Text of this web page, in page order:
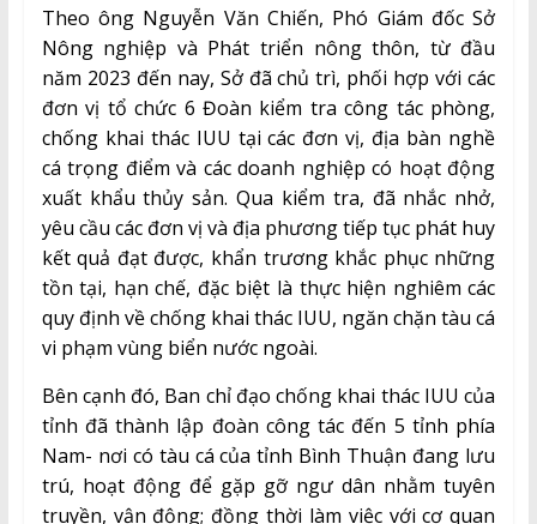
Theo ông Nguyễn Văn Chiến, Phó Giám đốc Sở
Nông nghiệp và Phát triển nông thôn, từ đầu
năm 2023 đến nay, Sở đã chủ trì, phối hợp với các
đơn vị tổ chức 6 Đoàn kiểm tra công tác phòng,
chống khai thác IUU tại các đơn vị, địa bàn nghề
cá trọng điểm và các doanh nghiệp có hoạt động
xuất khẩu thủy sản. Qua kiểm tra, đã nhắc nhở,
yêu cầu các đơn vị và địa phương tiếp tục phát huy
kết quả đạt được, khẩn trương khắc phục những
tồn tại, hạn chế, đặc biệt là thực hiện nghiêm các
quy định về chống khai thác IUU, ngăn chặn tàu cá
vi phạm vùng biển nước ngoài.
Bên cạnh đó, Ban chỉ đạo chống khai thác IUU của
tỉnh đã thành lập đoàn công tác đến 5 tỉnh phía
Nam- nơi có tàu cá của tỉnh Bình Thuận đang lưu
trú, hoạt động để gặp gỡ ngư dân nhằm tuyên
truyền, vận động; đồng thời làm việc với cơ quan